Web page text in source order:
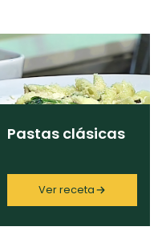
mi Papá
Galletas con
Chispas de
Chocolate
Tiramisú
Masa de
Pionono
30 min
Todas las
recetas
+35'
Pastas clásicas
Ver receta